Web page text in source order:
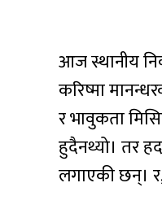
आज स्थानीय
करिष्मा
र भावुकता
हुदैनथ्यो। तर
लगाएकी छन्। र,